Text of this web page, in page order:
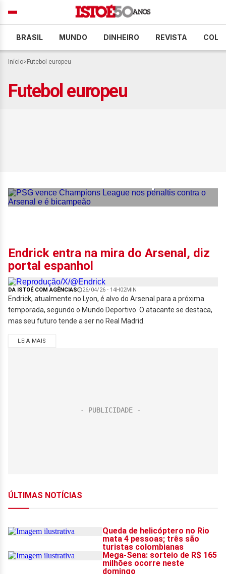
BRASIL MUNDO DINHEIRO REVISTA
Início> Futebol europeu
Futebol europeu
Endrick entra na mira do Arsenal, diz
portal espanhol
DA ISTOÉ COM AGÊNCIAS 26/04/26 - 14H02MIN
Endrick, atualmente no Lyon, é alvo do Arsenal para a próxima
temporada, segundo o Mundo Deportivo. O atacante se destaca,
mas seu futuro tende a ser no Real Madrid.
LEIA MAIS